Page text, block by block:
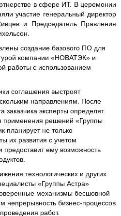
в сфере ИТ. В церемонии
участие генеральный директор
и Председатель Правления
создание базового ПО для
компании «НОВАТЭК» и
работы с использованием
соглашения выстроят
направлениям. После
эксперты определят
применения решений «Группы
планирует не только
их развития с учетом
предоставит ему возможность
технологических и других
«Группы Астра»
механизмы бесшовной
непрерывность бизнес-процессов
работ.